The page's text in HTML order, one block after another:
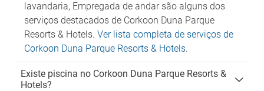
lavandaria, Empregada de andar são alguns dos
serviços destacados de Corkoon Duna Parque
Resorts & Hotels. Ver lista completa de serviços de
Corkoon Duna Parque Resorts & Hotels.
Existe piscina no Corkoon Duna Parque Resorts &
Hotels?